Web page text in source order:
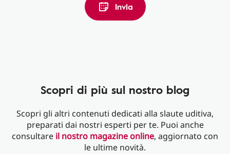
Invia
Scopri di più sul nostro blog
Scopri gli altri contenuti dedicati alla slaute uditiva,
preparati dai nostri esperti per te. Puoi anche
consultare il nostro magazine online, aggiornato con
le ultime novità.